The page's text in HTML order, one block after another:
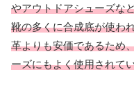
やアウトドアシューズな
靴の多くに合成底が使わ
革よりも安価であるため
ーズにもよく使用されて